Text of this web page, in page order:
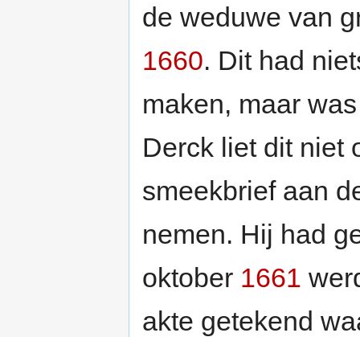
de weduwe van
1660. Dit had
maken, maar
Derck liet dit niet
smeekbrief aan
nemen. Hij had
oktober 1661
akte getekend